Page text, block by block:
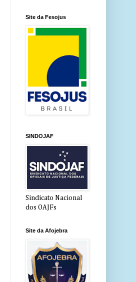
Site da Fesojus
SINDOJAF
Sindicato Nacional
dos OAJFs
Site da Afojebra